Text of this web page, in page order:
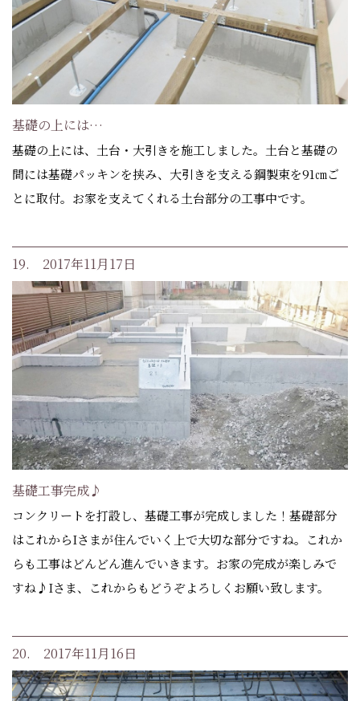
基礎の上には…
基礎の上には、土台・大引きを施工しました。土台と基礎の
間には基礎パッキンを挟み、大引きを支える鋼製束を91㎝ご
とに取付。お家を支えてくれる土台部分の工事中です。
19. 2017年11月17日
基礎工事完成♪
コンクリートを打設し、基礎工事が完成しました！基礎部分
はこれからIさまが住んでいく上で大切な部分ですね。これか
らも工事はどんどん進んでいきます。お家の完成が楽しみで
すね♪Iさま、これからもどうぞよろしくお願い致します。
20. 2017年11月16日